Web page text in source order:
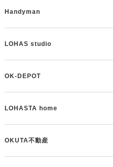
Handyman
LOHAS studio
OK-DEPOT
LOHASTA home
OKUTA不動産